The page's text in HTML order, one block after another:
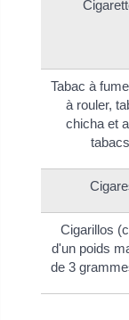
Tabac à
à rouler,
chicha et
Cigarillos
d'un poids
de 3